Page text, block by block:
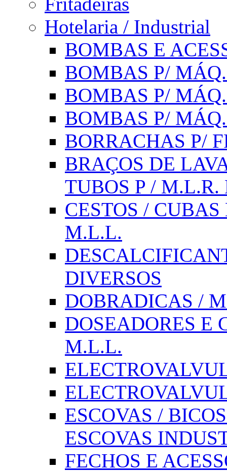
Hotelaria / Industrial
BOMBAS E
BOMBAS P/
BOMBAS P/
BOMBAS P/
BORRACHAS P/
BRAÇOS DE
TUBOS P /
CESTOS /
M.L.L.
DIVERSOS
DOBRADICAS /
DOSEADORES E
M.L.L.
ESCOVAS /
ESCOVAS
FECHOS E